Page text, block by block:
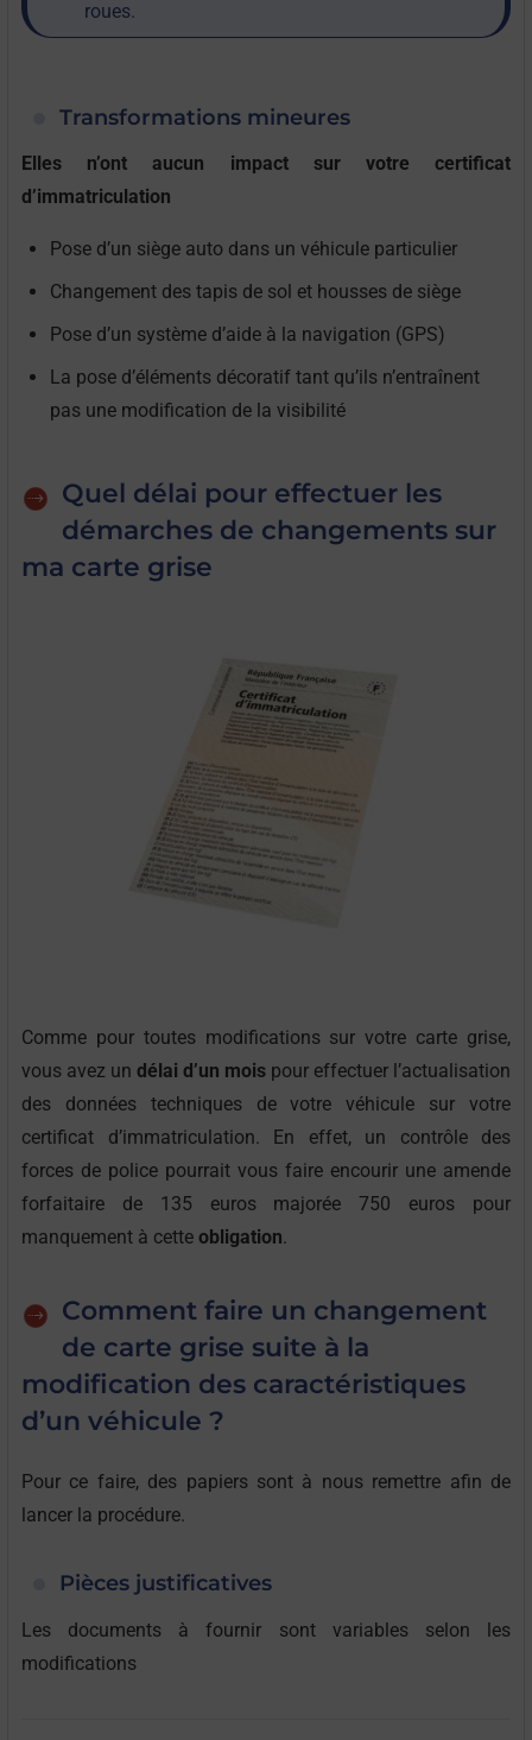
roues.
Transformations mineures
Elles n’ont aucun impact sur votre certificat
d’immatriculation
Pose d’un siège auto dans un véhicule particulier
Changement des tapis de sol et housses de siège
Pose d’un système d’aide à la navigation (GPS)
La pose d’éléments décoratif tant qu’ils n’entraînent
pas une modification de la visibilité
Quel délai pour effectuer les
démarches de changements sur
ma carte grise
Comme pour toutes modifications sur votre carte grise,
vous avez un délai d’un mois pour effectuer l’actualisation
des données techniques de votre véhicule sur votre
certificat d’immatriculation. En effet, un contrôle des
forces de police pourrait vous faire encourir une amende
forfaitaire de 135 euros majorée 750 euros pour
manquement à cette obligation.
Comment faire un changement
de carte grise suite à la
modification des caractéristiques
d’un véhicule ?
Pour ce faire, des papiers sont à nous remettre afin de
lancer la procédure.
Pièces justificatives
Les documents à fournir sont variables selon les
modifications